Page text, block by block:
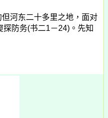
河东二十多里之地，面对
防务(书二1－24)。先知